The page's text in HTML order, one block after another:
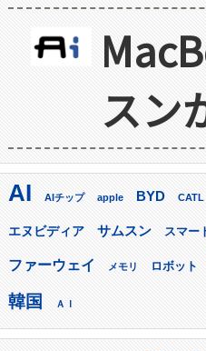
スン
AI AIチップ apple BYD CATL
エヌビディア サムスン スマー
ファーウェイ メモリ ロボット
韓国 ＡＩ